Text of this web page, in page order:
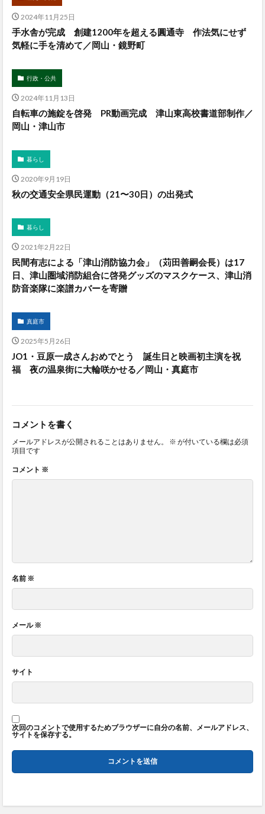
2024年11月25日
手水舎が完成 創建1200年を超える圓通寺 作法気にせず
気軽に手を清めて／岡山・鏡野町
行政・公共
2024年11月13日
自転車の施錠を啓発 PR動画完成 津山東高校書道部制作／
岡山・津山市
暮らし
2020年9月19日
秋の交通安全県民運動（21〜30日）の出発式
暮らし
2021年2月22日
民間有志による「津山消防協力会」（苅田善嗣会長）は17
日、津山圏域消防組合に啓発グッズのマスクケース、津山消
防音楽隊に楽譜カバーを寄贈
真庭市
2025年5月26日
JO1・豆原一成さんおめでとう 誕生日と映画初主演を祝
福 夜の温泉街に大輪咲かせる／岡山・真庭市
コメントを書く
メールアドレスが公開されることはありません。 ※ が付いている欄は必須
項目です
コメント ※
名前 ※
メール※
サイト
次回のコメントで使用するためブラウザーに自分の名前、メールアドレス、
サイトを保存する。